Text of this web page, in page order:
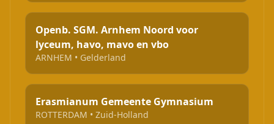
Openb. SGM. Arnhem Noord voor
lyceum, havo, mavo en vbo
ARNHEM • Gelderland
Erasmianum Gemeente Gymnasium
ROTTERDAM • Zuid-Holland